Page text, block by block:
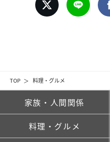
TOP 料理・グルメ
家族・人間関係
料理・グルメ